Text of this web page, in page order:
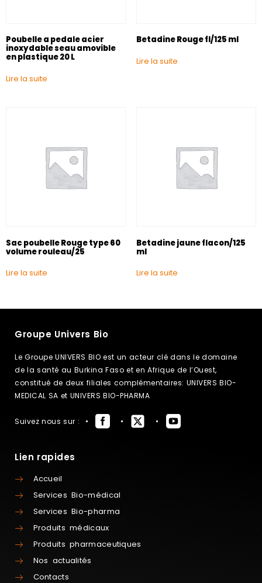
Poubelle a pedale acier
inoxydable seau amovible
en plastique 20 L
Lire la suite
Betadine Rouge fl/125 ml
Lire la suite
Sac poubelle Rouge type 60
volume rouleau/25
Lire la suite
Betadine jaune flacon/125
ml
Lire la suite
Groupe Univers Bio
Le Groupe UNIVERS BIO est un acteur clé dans le domaine
de la santé au Burkina Faso et en Afrique de l’Ouest,
constitué de deux filiales complémentaires: UNIVERS BIO-
MEDICAL SA et UNIVERS BIO-PHARMA
Suivez nous sur :
Lien rapides
Accueil
Services Bio-médical
Services Bio-pharma
Produits médicaux
Produits pharmaceutiques
Nos actualités
Contacts